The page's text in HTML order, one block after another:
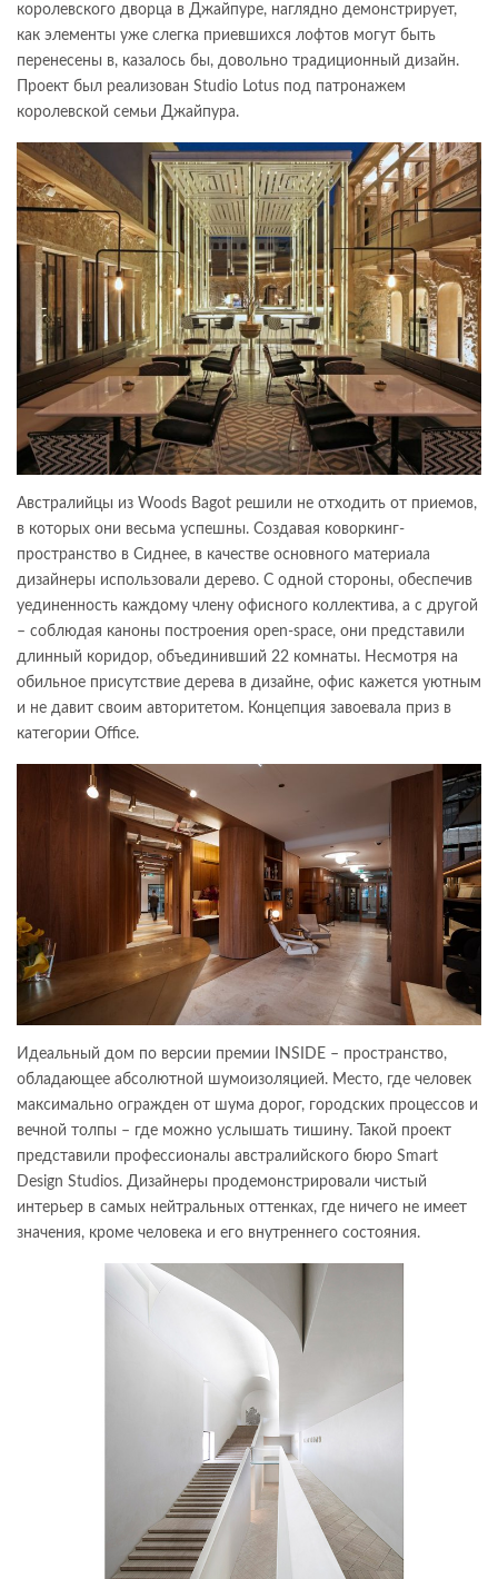
королевского дворца в Джайпуре, наглядно демонстрирует,
как элементы уже слегка приевшихся лофтов могут быть
перенесены в, казалось бы, довольно традиционный дизайн.
Проект был реализован Studio Lotus под патронажем
королевской семьи Джайпура.
Австралийцы из Woods Bagot решили не отходить от приемов,
в которых они весьма успешны. Создавая коворкинг-
пространство в Сиднее, в качестве основного материала
дизайнеры использовали дерево. С одной стороны, обеспечив
уединенность каждому члену офисного коллектива, а с другой
– соблюдая каноны построения open-space, они представили
длинный коридор, объединивший 22 комнаты. Несмотря на
обильное присутствие дерева в дизайне, офис кажется уютным
и не давит своим авторитетом. Концепция завоевала приз в
категории Office.
Идеальный дом по версии премии INSIDE – пространство,
обладающее абсолютной шумоизоляцией. Место, где человек
максимально огражден от шума дорог, городских процессов и
вечной толпы – где можно услышать тишину. Такой проект
представили профессионалы австралийского бюро Smart
Design Studios. Дизайнеры продемонстрировали чистый
интерьер в самых нейтральных оттенках, где ничего не имеет
значения, кроме человека и его внутреннего состояния.